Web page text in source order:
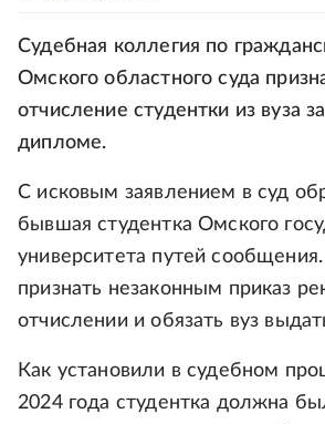
Судебная коллегия по
Омского областного суда
отчисление студентки из вуза
дипломе.
С исковым заявлением в суд
бывшая студентка Омского
университета путей
признать незаконным приказ
отчислении и обязать вуз
Как установили в судебном
2024 года студентка должна